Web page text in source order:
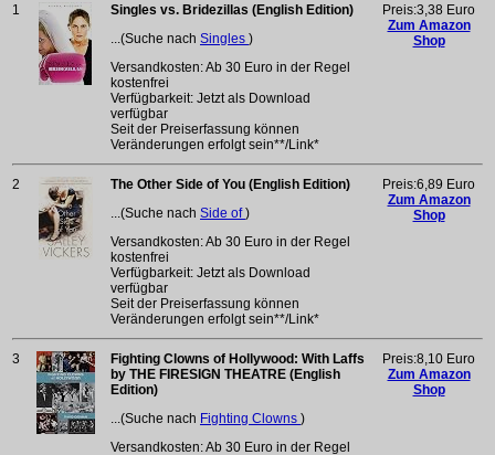
1
Singles vs. Bridezillas (English Edition)
...(Suche nach Singles )
Versandkosten: Ab 30 Euro in der Regel
kostenfrei
Verfügbarkeit: Jetzt als Download
verfügbar
Seit der Preiserfassung können
Veränderungen erfolgt sein**/Link*
Preis:3,38 Euro
Zum Amazon
Shop
2
The Other Side of You (English Edition)
...(Suche nach Side of)
Versandkosten: Ab 30 Euro in der Regel
kostenfrei
Verfügbarkeit: Jetzt als Download
verfügbar
Seit der Preiserfassung können
Veränderungen erfolgt sein**/Link*
Preis:6,89 Euro
Zum Amazon
Shop
3
Fighting Clowns of Hollywood: With Laffs
by THE FIRESIGN THEATRE (English
Edition)
...(Suche nach Fighting Clowns )
Versandkosten: Ab 30 Euro in der Regel
Preis:8,10 Euro
Zum Amazon
Shop